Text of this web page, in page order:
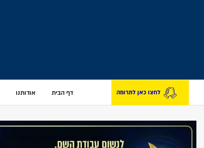
לחצו כאן לתרומה דף הבית אודותנו